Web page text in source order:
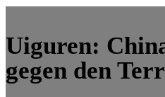
Uiguren:
gegen den